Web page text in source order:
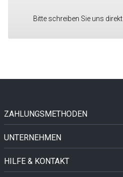
Bitte schreiben Sie uns direkt
ZAHLUNGSMETHODEN
UNTERNEHMEN
HILFE & KONTAKT